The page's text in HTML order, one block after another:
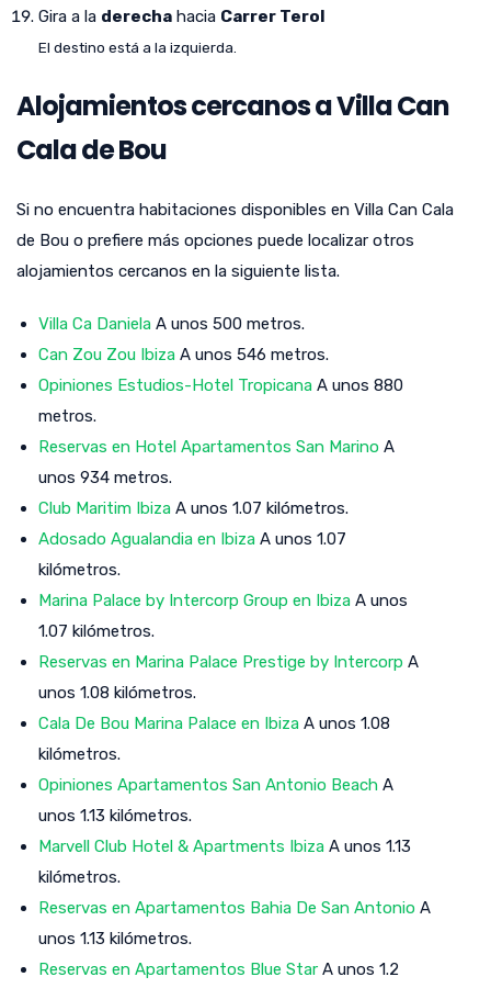
Gira a la derecha hacia Carrer Terol
El destino está a la izquierda.
Alojamientos cercanos a Villa Can
Cala de Bou
Si no encuentra habitaciones disponibles en Villa Can Cala
de Bou o prefiere más opciones puede localizar otros
alojamientos cercanos en la siguiente lista.
Villa Ca Daniela A unos 500 metros.
Can Zou Zou Ibiza A unos 546 metros.
Opiniones Estudios-Hotel Tropicana A unos 880
metros.
Reservas en Hotel Apartamentos San Marino A
unos 934 metros.
Club Maritim Ibiza A unos 1.07 kilómetros.
Adosado Agualandia en Ibiza A unos 1.07
kilómetros.
Marina Palace by Intercorp Group en Ibiza A unos
1.07 kilómetros.
Reservas en Marina Palace Prestige by Intercorp A
unos 1.08 kilómetros.
Cala De Bou Marina Palace en Ibiza A unos 1.08
kilómetros.
Opiniones Apartamentos San Antonio Beach A
unos 1.13 kilómetros.
Marvell Club Hotel & Apartments Ibiza A unos 1.13
kilómetros.
Reservas en Apartamentos Bahia De San Antonio A
unos 1.13 kilómetros.
Reservas en Apartamentos Blue Star A unos 1.2